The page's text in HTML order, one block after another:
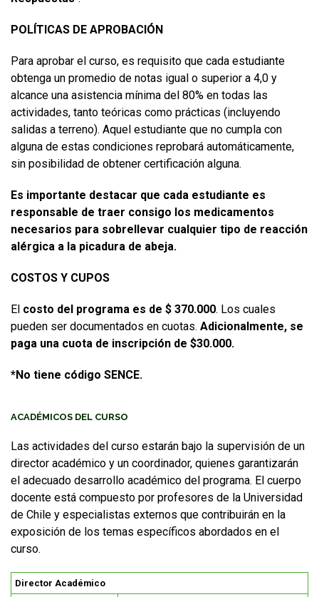
POLÍTICAS DE APROBACIÓN
Para aprobar el curso, es requisito que cada estudiante
obtenga un promedio de notas igual o superior a 4,0 y
alcance una asistencia mínima del 80% en todas las
actividades, tanto teóricas como prácticas (incluyendo
salidas a terreno). Aquel estudiante que no cumpla con
alguna de estas condiciones reprobará automáticamente,
sin posibilidad de obtener certificación alguna.
Es importante destacar que cada estudiante es
responsable de traer consigo los medicamentos
necesarios para sobrellevar cualquier tipo de reacción
alérgica a la picadura de abeja.
COSTOS Y CUPOS
El costo del programa es de $ 370.000. Los cuales
pueden ser documentados en cuotas. Adicionalmente, se
paga una cuota de inscripción de $30.000.
*No tiene código SENCE.
ACADÉMICOS DEL CURSO
Las actividades del curso estarán bajo la supervisión de un
director académico y un coordinador, quienes garantizarán
el adecuado desarrollo académico del programa. El cuerpo
docente está compuesto por profesores de la Universidad
de Chile y especialistas externos que contribuirán en la
exposición de los temas específicos abordados en el
curso.
Director Académico